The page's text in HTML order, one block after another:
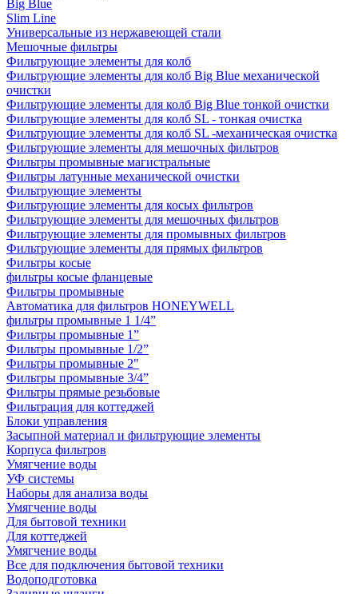
Big Blue
Slim Line
Универсальные из нержавеющей стали
Мешочные фильтры
Фильтрующие элементы для колб
Фильтрующие элементы для колб Big Blue механической
очистки
Фильтрующие элементы для колб Big Blue тонкой очистки
Фильтрующие элементы для колб SL - тонкая очистка
Фильтрующие элементы для колб SL -механическая очистка
Фильтрующие элементы для мешочных фильтров
Фильтры промывные магистральные
Фильтры латунные механической очистки
Фильтрующие элементы
Фильтрующие элементы для косых фильтров
Фильтрующие элементы для мешочных фильтров
Фильтрующие элементы для промывных фильтров
Фильтрующие элементы для прямых фильтров
Фильтры косые
фильтры косые фланцевые
Фильтры промывные
Автоматика для фильтров HONEYWELL
фильтры промывные 1 1/4”
Фильтры промывные 1”
Фильтры промывные 1/2”
Фильтры промывные 2"
Фильтры промывные 3/4”
Фильтры прямые резьбовые
Фильтрация для коттеджей
Блоки управления
Засыпной материал и фильтрующие элементы
Корпуса фильтров
Умягчение воды
УФ системы
Наборы для анализа воды
Умягчение воды
Для бытовой техники
Для коттеджей
Умягчение воды
Все для подключения бытовой техники
Водоподготовка